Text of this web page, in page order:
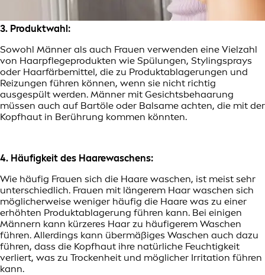
3. Produktwahl:
Sowohl Männer als auch Frauen verwenden eine Vielzahl
von Haarpflegeprodukten wie Spülungen, Stylingsprays
oder Haarfärbemittel, die zu Produktablagerungen und
Reizungen führen können, wenn sie nicht richtig
ausgespült werden. Männer mit Gesichtsbehaarung
müssen auch auf Bartöle oder Balsame achten, die mit der
Kopfhaut in Berührung kommen könnten.
4. Häufigkeit des Haarewaschens:
Wie häufig Frauen sich die Haare waschen, ist meist sehr
unterschiedlich. Frauen mit längerem Haar waschen sich
möglicherweise weniger häufig die Haare was zu einer
erhöhten Produktablagerung führen kann. Bei einigen
Männern kann kürzeres Haar zu häufigerem Waschen
führen. Allerdings kann übermäßiges Waschen auch dazu
führen, dass die Kopfhaut ihre natürliche Feuchtigkeit
verliert, was zu Trockenheit und möglicher Irritation führen
kann.